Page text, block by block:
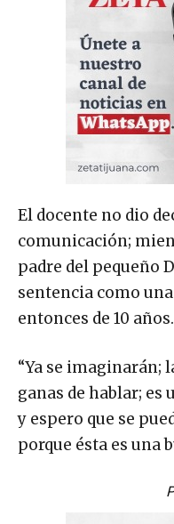
El docente no dio
comunicación;
padre del pequeño
sentencia como
entonces de 10 años.
“Ya se imaginarán;
ganas de hablar; es
y espero que se
porque ésta es una